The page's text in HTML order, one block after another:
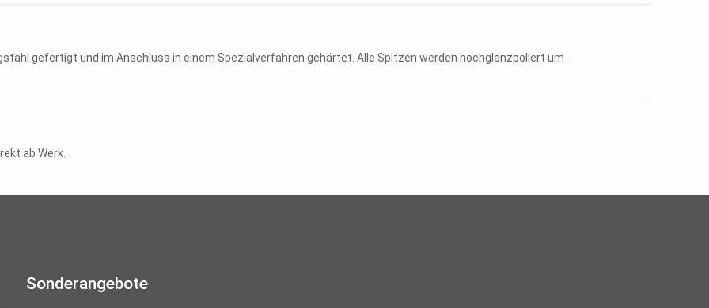
gefertigt und im Anschluss in einem Spezialverfahren gehärtet. Alle Spitzen werden hochglanzpoliert um
ab Werk.
Sonderangebote